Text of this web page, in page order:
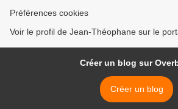
Préférences cookies
Voir le profil de Jean-Théophane sur le
Créer un blog sur
Créer un blog